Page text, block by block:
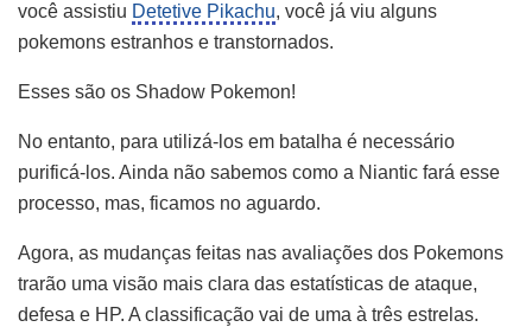
você assistiu Detetive Pikachu, você já viu alguns
pokemons estranhos e transtornados.
Esses são os Shadow Pokemon!
No entanto, para utilizá-los em batalha é necessário
purificá-los. Ainda não sabemos como a Niantic fará esse
processo, mas, ficamos no aguardo.
Agora, as mudanças feitas nas avaliações dos Pokemons
trarão uma visão mais clara das estatísticas de ataque,
defesa e HP. A classificação vai de uma à três estrelas.